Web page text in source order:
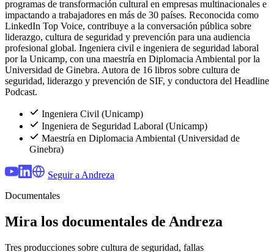
programas de transformación cultural en empresas multinacionales e
impactando a trabajadores en más de 30 países. Reconocida como
LinkedIn Top Voice, contribuye a la conversación pública sobre
liderazgo, cultura de seguridad y prevención para una audiencia
profesional global. Ingeniera civil e ingeniera de seguridad laboral
por la Unicamp, con una maestría en Diplomacia Ambiental por la
Universidad de Ginebra. Autora de 16 libros sobre cultura de
seguridad, liderazgo y prevención de SIF, y conductora del Headline
Podcast.
Ingeniera Civil (Unicamp)
Ingeniera de Seguridad Laboral (Unicamp)
Maestría en Diplomacia Ambiental (Universidad de
Ginebra)
Seguir a Andreza
Documentales
Mira los documentales de Andreza
Tres producciones sobre cultura de seguridad, fallas